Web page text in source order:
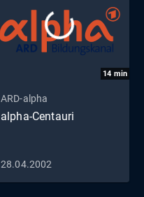
14 min
ARD-alpha
alpha-Centauri
28.04.2002